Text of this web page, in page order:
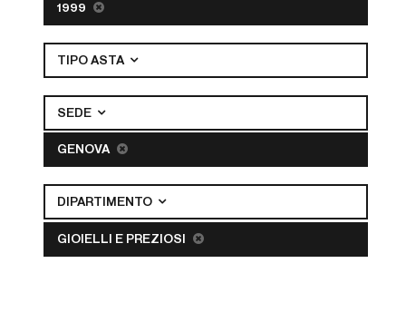
1999
TIPO ASTA
SEDE
GENOVA
DIPARTIMENTO
GIOIELLI E PREZIOSI